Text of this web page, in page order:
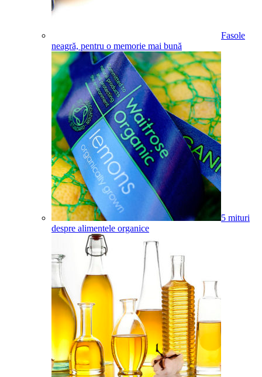
Fasole
neagră, pentru o memorie mai bună
5 mituri
despre alimentele organice